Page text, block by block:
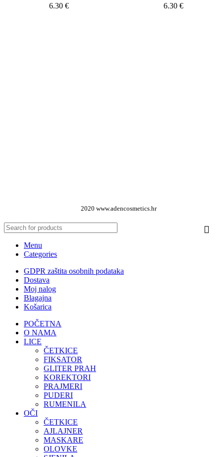
6.30 € 6.30 €
2020 www.adencosmetics.hr
Menu
Categories
GDPR zaštita osobnih podataka
Dostava
Moj nalog
Blagajna
Košarica
POČETNA
O NAMA
LICE
ČETKICE
FIKSATOR
GLITER PRAH
KOREKTORI
PRAJMERI
PUDERI
RUMENILA
OČI
ČETKICE
AJLAJNER
MASKARE
OLOVKE